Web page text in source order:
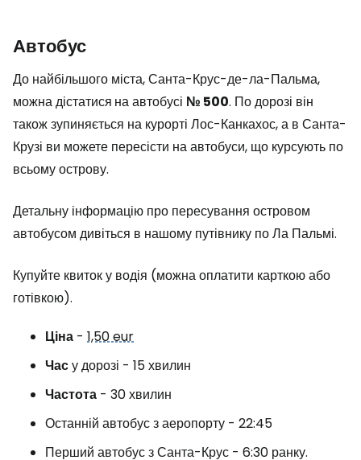
Автобус
До найбільшого міста, Санта-Крус-де-ла-Пальма,
можна дістатися на автобусі № 500. По дорозі він
також зупиняється на курорті Лос-Канкахос, а в Санта-
Крузі ви можете пересісти на автобуси, що курсують по
всьому острову.
Детальну інформацію про пересування островом
автобусом дивіться в нашому путівнику по Ла Пальмі.
Купуйте квиток у водія (можна оплатити карткою або
готівкою).
Ціна - 1,50 eur
Часу дорозі - 15 хвилин
Частота - 30 хвилин
Останній автобус з аеропорту - 22:45
Перший автобус з Санта-Крус - 6:30 ранку.